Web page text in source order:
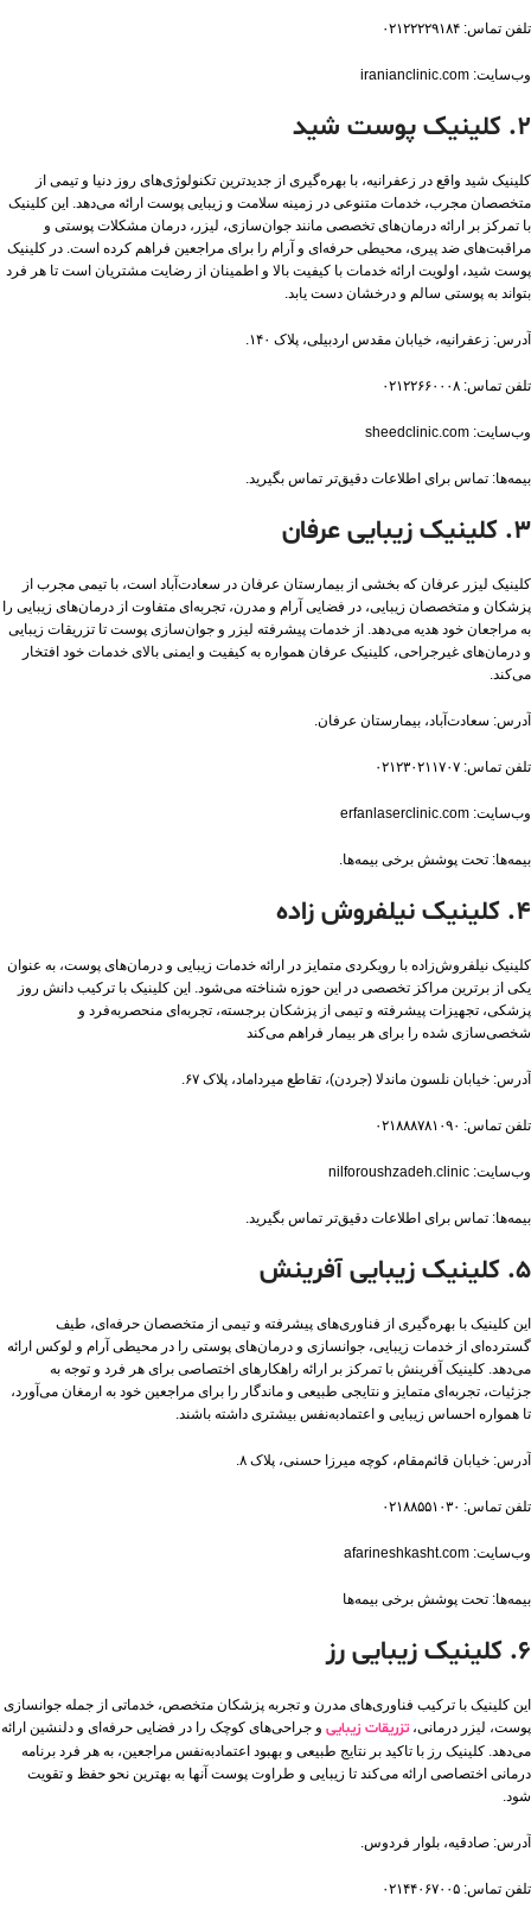
تلفن تماس: ۰۲۱۲۲۲۲۹۱۸۴
وب‌سایت: iranianclinic.com
۲. کلینیک پوست شید
کلینیک شید واقع در زعفرانیه، با بهره‌گیری از جدیدترین تکنولوژی‌های روز دنیا و تیمی از
متخصصان مجرب، خدمات متنوعی در زمینه سلامت و زیبایی پوست ارائه می‌دهد. این کلینیک
با تمرکز بر ارائه درمان‌های تخصصی مانند جوان‌سازی، لیزر، درمان مشکلات پوستی و
مراقبت‌های ضد پیری، محیطی حرفه‌ای و آرام را برای مراجعین فراهم کرده است. در کلینیک
پوست شید، اولویت ارائه خدمات با کیفیت بالا و اطمینان از رضایت مشتریان است تا هر فرد
بتواند به پوستی سالم و درخشان دست یابد.
آدرس: زعفرانیه، خیابان مقدس اردبیلی، پلاک ۱۴۰.
تلفن تماس: ۰۲۱۲۲۶۶۰۰۰۸
وب‌سایت: sheedclinic.com
بیمه‌ها: تماس برای اطلاعات دقیق‌تر تماس بگیرید.
۳. کلینیک زیبایی عرفان
کلینیک لیزر عرفان که بخشی از بیمارستان عرفان در سعادت‌آباد است، با تیمی مجرب از
پزشکان و متخصصان زیبایی، در فضایی آرام و مدرن، تجربه‌ای متفاوت از درمان‌های زیبایی را
به مراجعان خود هدیه می‌دهد. از خدمات پیشرفته لیزر و جوان‌سازی پوست تا تزریقات زیبایی
و درمان‌های غیرجراحی، کلینیک عرفان همواره به کیفیت و ایمنی بالای خدمات خود افتخار
می‌کند.
آدرس: سعادت‌آباد، بیمارستان عرفان.
تلفن تماس: ۰۲۱۲۳۰۲۱۱۷۰۷
وب‌سایت: erfanlaserclinic.com
بیمه‌ها: تحت پوشش برخی بیمه‌ها.
۴. کلینیک نیلفروش‌ زاده
کلینیک نیلفروش‌زاده با رویکردی متمایز در ارائه خدمات زیبایی و درمان‌های پوست، به عنوان
یکی از برترین مراکز تخصصی در این حوزه شناخته می‌شود. این کلینیک با ترکیب دانش روز
پزشکی، تجهیزات پیشرفته و تیمی از پزشکان برجسته، تجربه‌ای منحصر‌به‌فرد و
شخصی‌سازی شده را برای هر بیمار فراهم می‌کند
آدرس: خیابان نلسون ماندلا (جردن)، تقاطع میرداماد، پلاک ۶۷.
تلفن تماس: ۰۲۱۸۸۸۷۸۱۰۹۰
وب‌سایت: nilforoushzadeh.clinic
بیمه‌ها: تماس برای اطلاعات دقیق‌تر تماس بگیرید​.
۵. کلینیک زیبایی آفرینش
این کلینیک با بهره‌گیری از فناوری‌های پیشرفته و تیمی از متخصصان حرفه‌ای، طیف
گسترده‌ای از خدمات زیبایی، جوانسازی و درمان‌های پوستی را در محیطی آرام و لوکس ارائه
می‌دهد. کلینیک آفرینش با تمرکز بر ارائه راهکارهای اختصاصی برای هر فرد و توجه به
جزئیات، تجربه‌ای متمایز و نتایجی طبیعی و ماندگار را برای مراجعین خود به ارمغان می‌آورد،
تا همواره احساس زیبایی و اعتماد‌به‌نفس بیشتری داشته باشند.
آدرس: خیابان قائم‌مقام، کوچه میرزا حسنی، پلاک ۸.
تلفن تماس: ۰۲۱۸۸۵۵۱۰۳۰
وب‌سایت: afarineshkasht.com
بیمه‌ها: تحت پوشش برخی بیمه‌ها​
۶. کلینیک زیبایی رز
این کلینیک با ترکیب فناوری‌های مدرن و تجربه پزشکان متخصص، خدماتی از جمله جوانسازی
پوست، لیزر درمانی، تزریقات زیبایی و جراحی‌های کوچک را در فضایی حرفه‌ای و دلنشین ارائه
می‌دهد. کلینیک رز با تاکید بر نتایج طبیعی و بهبود اعتماد‌به‌نفس مراجعین، به هر فرد برنامه
درمانی اختصاصی ارائه می‌کند تا زیبایی و طراوت پوست آنها به بهترین نحو حفظ و تقویت
شود.
آدرس: صادقیه، بلوار فردوس.
تلفن تماس: ۰۲۱۴۴۰۶۷۰۰۵